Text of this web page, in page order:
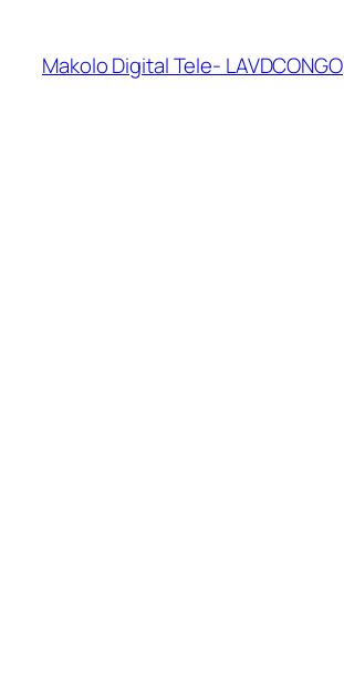
Makolo Digital Tele- LAVDCONGO